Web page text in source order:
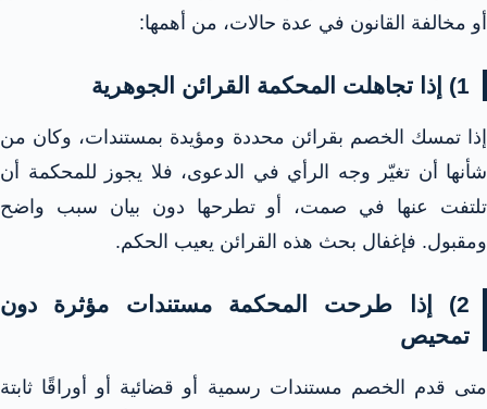
أو مخالفة القانون في عدة حالات، من أهمها:
1) إذا تجاهلت المحكمة القرائن الجوهرية
إذا تمسك الخصم بقرائن محددة ومؤيدة بمستندات، وكان من
شأنها أن تغيّر وجه الرأي في الدعوى، فلا يجوز للمحكمة أن
تلتفت عنها في صمت، أو تطرحها دون بيان سبب واضح
ومقبول. فإغفال بحث هذه القرائن يعيب الحكم.
2) إذا طرحت المحكمة مستندات مؤثرة دون
تمحيص
متى قدم الخصم مستندات رسمية أو قضائية أو أوراقًا ثابتة